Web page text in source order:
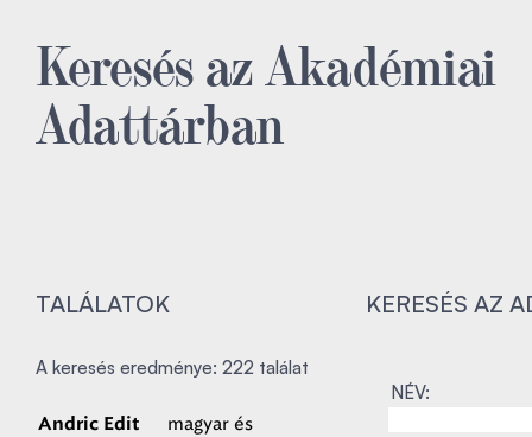
Keresés az Akadémiai
Adattárban
TALÁLATOK KERESÉS AZ
A keresés eredménye: 222 találat
Andric Edit
magyar és
NÉV: